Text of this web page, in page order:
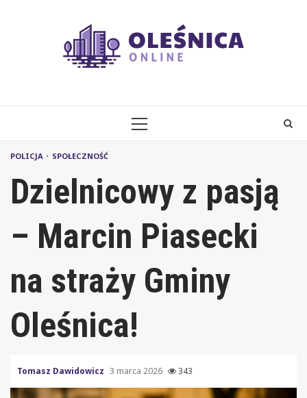
PRIMARY
POLICJA SPOŁECZNOŚĆ
Dzielnicowy z pasją
– Marcin Piasecki
na straży Gminy
Oleśnica!
Tomasz Dawidowicz 3 marca 2026 343